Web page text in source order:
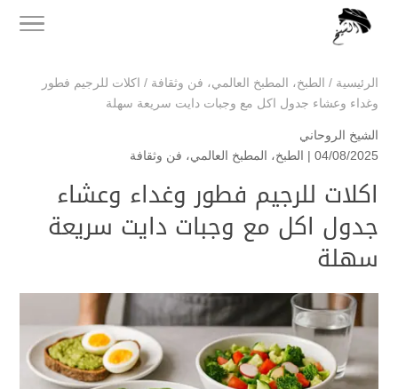
الرئيسية / الطبخ، المطبخ العالمي، فن وثقافة / اكلات للرجيم فطور
وغداء وعشاء جدول اكل مع وجبات دايت سريعة سهلة
الشيخ الروحاني
04/08/2025 |
الطبخ، المطبخ العالمي، فن وثقافة
اكلات للرجيم فطور وغداء وعشاء
جدول اكل مع وجبات دايت سريعة
سهلة